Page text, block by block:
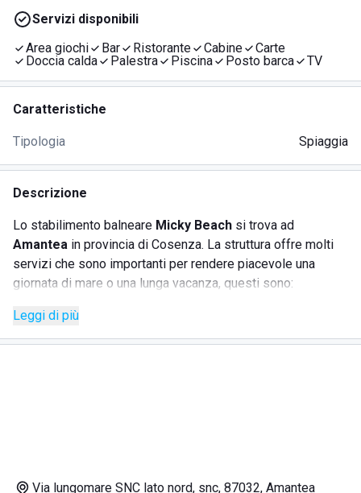
Servizi disponibili
Area giochi
Bar Ristorante Cabine
Carte
Doccia calda
Palestra Piscina Posto barca TV
Caratteristiche
Tipologia Spiaggia
Descrizione
Lo stabilimento balneare Micky Beach si trova ad
Amantea in provincia di Cosenza. La struttura offre molti
servizi che sono importanti per rendere piacevole una
giornata di mare o una lunga vacanza, questi sono:
spiaggia attrezzata;
area giochi;
Leggi di più
Via lungomare SNC lato nord, snc, 87032, Amantea